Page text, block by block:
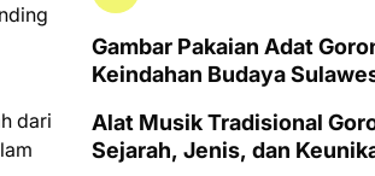
dari
Gambar Pakaian Adat
Keindahan Budaya
Alat Musik Tradisional
Sejarah, Jenis, dan